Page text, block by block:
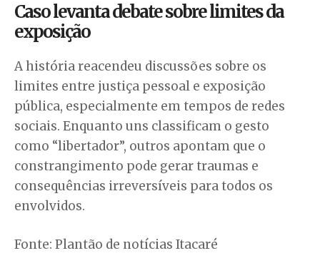
Caso levanta debate sobre limites da
exposição
A história reacendeu discussões sobre os
limites entre justiça pessoal e exposição
pública, especialmente em tempos de redes
sociais. Enquanto uns classificam o gesto
como “libertador”, outros apontam que o
constrangimento pode gerar traumas e
consequências irreversíveis para todos os
envolvidos.
Fonte: Plantão de notícias Itacaré